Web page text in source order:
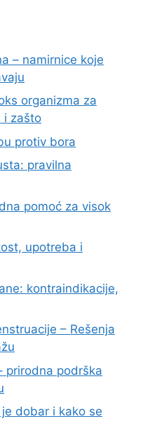
– namirnice koje
organizma za
i zašto
protiv bora
pravilna
pomoć za visok
upotreba i
kontraindikacije,
– Rešenja
prirodna podrška
dobar i kako se